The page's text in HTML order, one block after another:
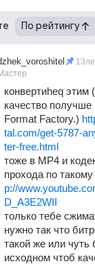
По рейтингу
конвертиheq этим
качество
Format Factory.)
tal.com/get-5787-
ter-free.html
тоже в МР4 и
прохода по
p://
D_A3E2WII
только тебе
нужно так что
такой же или
исходном чтоб